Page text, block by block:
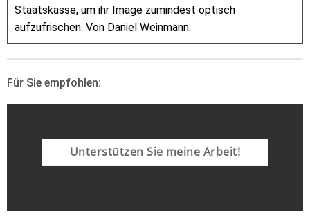
Staatskasse, um ihr Image zumindest optisch
aufzufrischen. Von Daniel Weinmann.
Für Sie empfohlen:
Unterstützen Sie meine Arbeit!